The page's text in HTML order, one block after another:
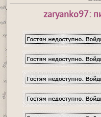
zaryanko97: